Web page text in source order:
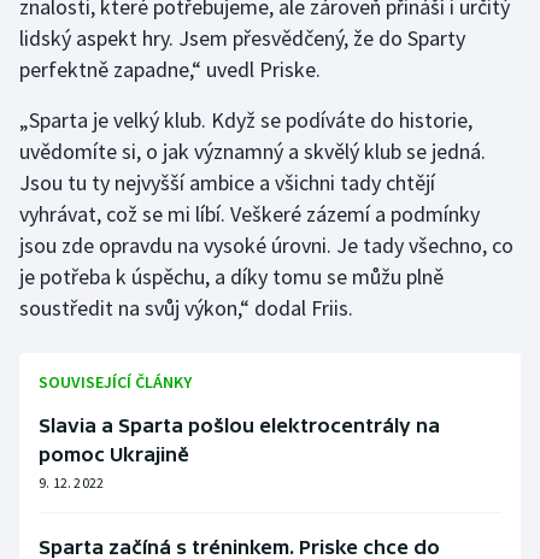
znalosti, které potřebujeme, ale zároveň přináší i určitý
lidský aspekt hry. Jsem přesvědčený, že do Sparty
perfektně zapadne,“ uvedl Priske.
„Sparta je velký klub. Když se podíváte do historie,
uvědomíte si, o jak významný a skvělý klub se jedná.
Jsou tu ty nejvyšší ambice a všichni tady chtějí
vyhrávat, což se mi líbí. Veškeré zázemí a podmínky
jsou zde opravdu na vysoké úrovni. Je tady všechno, co
je potřeba k úspěchu, a díky tomu se můžu plně
soustředit na svůj výkon,“ dodal Friis.
SOUVISEJÍCÍ ČLÁNKY
Slavia a Sparta pošlou elektrocentrály na
pomoc Ukrajině
9. 12. 2022
Sparta začíná s tréninkem. Priske chce do